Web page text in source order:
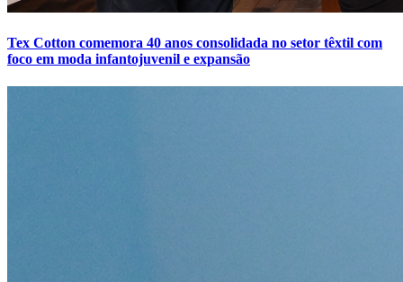
Tex Cotton comemora 40 anos consolidada no setor têxtil com
foco em moda infantojuvenil e expansão